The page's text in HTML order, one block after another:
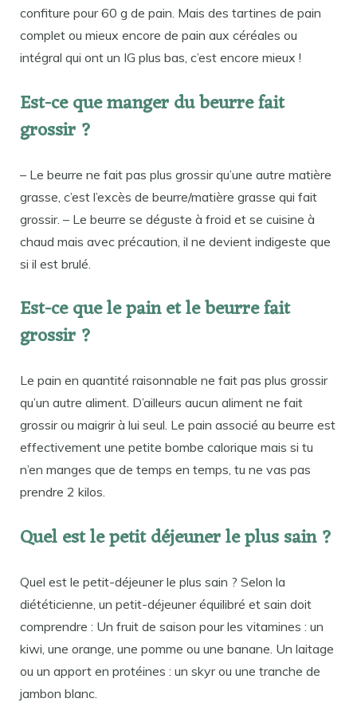
confiture pour 60 g de pain. Mais des tartines de pain
complet ou mieux encore de pain aux céréales ou
intégral qui ont un IG plus bas, c’est encore mieux !
Est-ce que manger du beurre fait
grossir ?
– Le beurre ne fait pas plus grossir qu’une autre matière
grasse, c’est l’excès de beurre/matière grasse qui fait
grossir. – Le beurre se déguste à froid et se cuisine à
chaud mais avec précaution, il ne devient indigeste que
si il est brulé.
Est-ce que le pain et le beurre fait
grossir ?
Le pain en quantité raisonnable ne fait pas plus grossir
qu’un autre aliment. D’ailleurs aucun aliment ne fait
grossir ou maigrir à lui seul. Le pain associé au beurre est
effectivement une petite bombe calorique mais si tu
n’en manges que de temps en temps, tu ne vas pas
prendre 2 kilos.
Quel est le petit déjeuner le plus sain ?
Quel est le petit-déjeuner le plus sain ? Selon la
diététicienne, un petit-déjeuner équilibré et sain doit
comprendre : Un fruit de saison pour les vitamines : un
kiwi, une orange, une pomme ou une banane. Un laitage
ou un apport en protéines : un skyr ou une tranche de
jambon blanc.